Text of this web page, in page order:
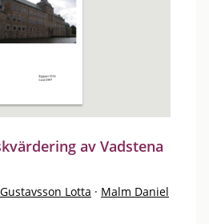
av Vadstena
Gustavsson Lotta · Malm Daniel